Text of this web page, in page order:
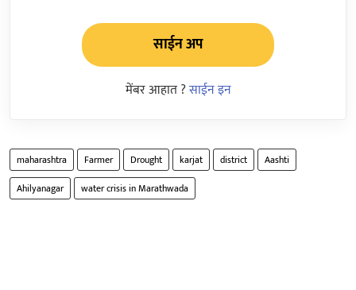
साईन अप
मेंबर आहात ?साईन इन
maharashtra Farmer Drought karjat district
Aashti
Ahilyanagar
water crisis in Marathwada